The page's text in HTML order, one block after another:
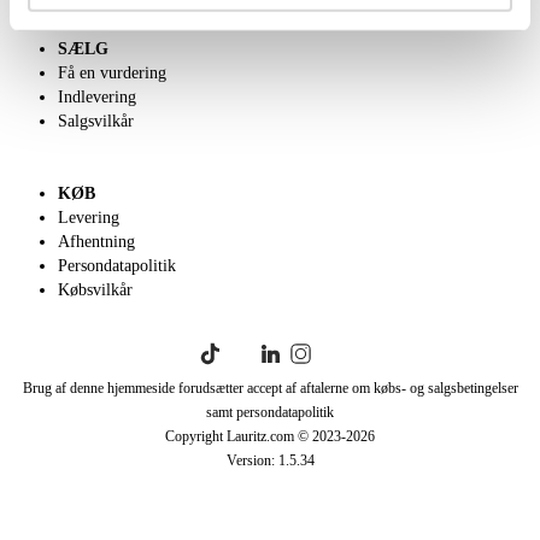
SÆLG
Få en vurdering
Indlevering
Salgsvilkår
KØB
Levering
Afhentning
Persondatapolitik
Købsvilkår
Brug af denne hjemmeside forudsætter accept af aftalerne om købs- og salgsbetingelser
samt persondatapolitik
Copyright Lauritz.com © 2023-2026
Version: 1.5.34